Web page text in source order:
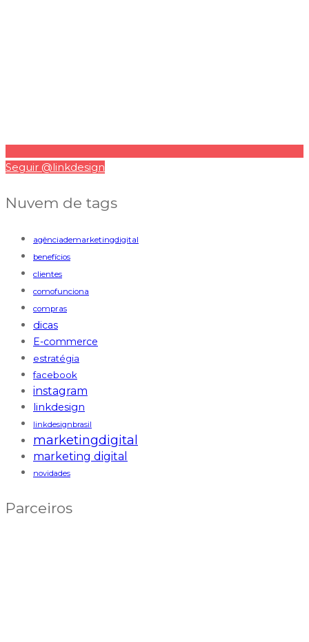
Seguir @linkdesign
Nuvem de tags
agênciademarketingdigital
benefícios
clientes
comofunciona
compras
dicas
E-commerce
estratégia
facebook
instagram
linkdesign
linkdesignbrasil
marketingdigital
marketing digital
novidades
Parceiros